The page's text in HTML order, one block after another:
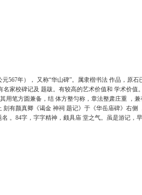
567年）， 又称“华山碑”。属隶楷书法 作品，原
家校碑记及 题跋。有较高的艺术价值和 学术价值
用笔方圆兼备，结 体方整匀称，章法整肃庄重 ，
有颜真卿《谒金 神祠 题记》于《华岳庙碑》右侧
。84字，字字精神，颇具庙 堂之气。虽是游记，